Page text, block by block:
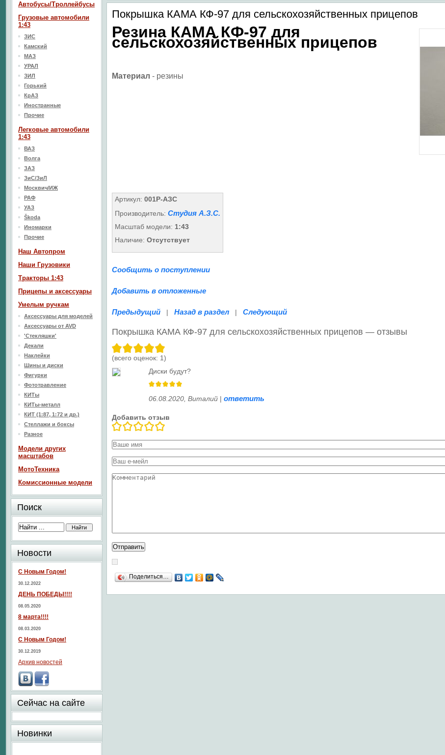
Покрышка КАМА КФ-97 для сельскохозяйственных прицепов
Резина КАМА КФ-97 для
сельскохозяйственных прицепов
Материал - резины
Артикул: 001Р-АЗС
Производитель: Студия А.З.С.
Масштаб модели: 1:43
Наличие: Отсутствует
Сообщить о поступлении
Добавить в отложенные
Предыдущий | Назад в раздел | Следующий
Покрышка КАМА КФ-97 для сельскохозяйственных прицепов — отзывы
(всего оценок: 1)
Диски будут?
06.08.2020 Виталий | ответить
Добавить отзыв
Поделиться…
Автобусы/Троллейбусы
Грузовые автомобили
1:43
ЗИС
Камский
МАЗ
УРАЛ
ЗИЛ
Горький
КрАЗ
Иностранные
Прочие
Легковые автомобили
1:43
ВАЗ
Волга
ЗАЗ
ЗиС/ЗиЛ
Москвич/ИЖ
РАФ
УАЗ
Škoda
Иномарки
Прочие
Наш Aвтопром
Наши Грузовики
Тракторы 1:43
Прицепы и аксессуары
Умелым ручкам
Аксессуары для моделей
Аксессуары от AVD
'Стекляшки'
Декали
Наклейки
Шины и диски
Фигурки
Фототравление
КИТы
КИТы-металл
КИТ (1:87, 1:72 и др.)
Стеллажи и боксы
Разное
Модели других
масштабов
МотоТехника
Комиссионные модели
Поиск
Новости
С Новым Годом!
30.12.2022
ДЕНЬ ПОБЕДЫ!!!!
08.05.2020
8 марта!!!!
08.03.2020
С Новым Годом!
30.12.2019
Архив новостей
Сейчас на сайте
Новинки